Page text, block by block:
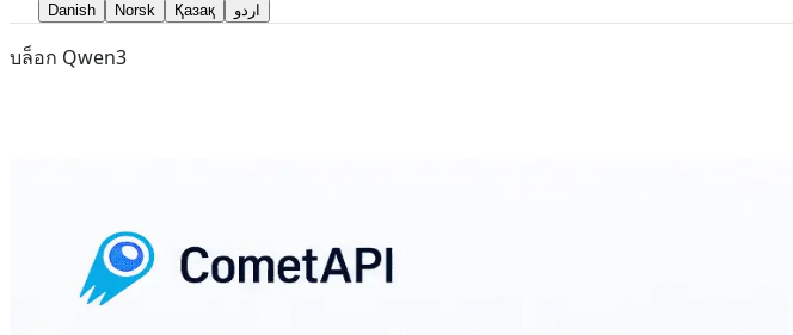
Danish
Norsk Қазақ اردو
บล็อก Qwen3
ราคา API ของ Qwen 3.8 Max: $2 อินพุต, $6 เอาต์พุต, บริบท